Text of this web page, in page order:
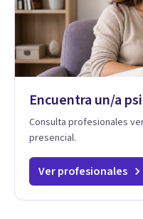
Encuentra un/a
Consulta profesionales
presencial.
Ver profesionales